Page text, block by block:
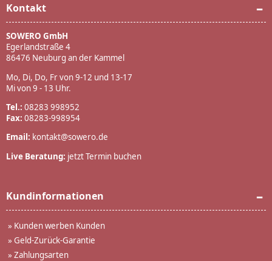
Kontakt
SOWERO GmbH
Egerlandstraße 4
86476 Neuburg an der Kammel
Mo, Di, Do, Fr von 9-12 und 13-17
Mi von 9 - 13 Uhr.
Tel.: 08283 998952
Fax: 08283-998954
Email: kontakt@sowero.de
Live Beratung: jetzt Termin buchen
Kundinformationen
» Kunden werben Kunden
» Geld-Zurück-Garantie
» Zahlungsarten